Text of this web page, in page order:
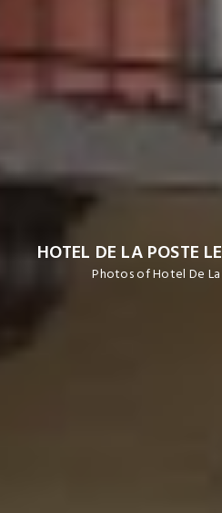
HOTEL DE LA POSTE
Photos of Hotel De